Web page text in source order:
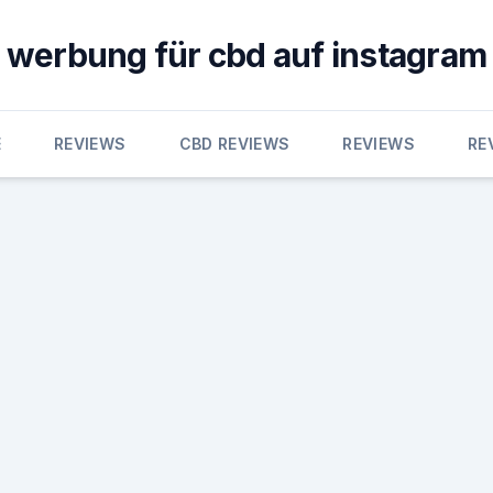
werbung für cbd auf instagram
REVIEWS CBD REVIEWS REVIEWS